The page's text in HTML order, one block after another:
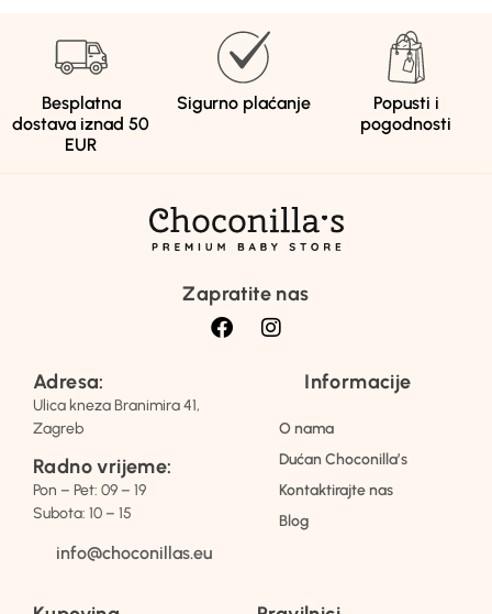
Besplatna
dostava iznad 50
EUR
Sigurno plaćanje
Popusti i
pogodnosti
Zapratite nas
Adresa:
Ulica kneza Branimira 41,
Zagreb
Radno vrijeme:
Pon – Pet: 09 – 19
Subota: 10 – 15
info@choconillas.eu
Informacije
O nama
Dućan Choconilla’s
Kontaktirajte nas
Blog